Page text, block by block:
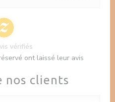
nos clients
vérifiés
ont laissé leur avis